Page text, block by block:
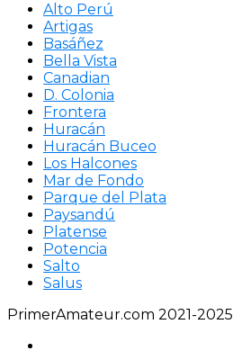
Alto Perú
Artigas
Basáñez
Bella Vista
Canadian
D. Colonia
Frontera
Huracán
Huracán Buceo
Los Halcones
Mar de Fondo
Parque del Plata
Paysandú
Platense
Potencia
Salto
Salus
PrimerAmateur.com 2021-2025